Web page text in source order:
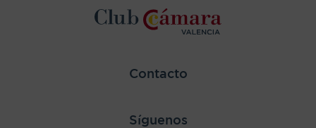
Contacto
Síguenos